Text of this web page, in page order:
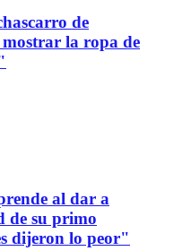
de
la ropa de
al dar a
de su primo
dijeron lo peor"